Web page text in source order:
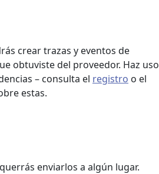
crear trazas y eventos de
obtuviste del proveedor. Haz uso
– consulta el registro o el
estas.
enviarlos a algún lugar.